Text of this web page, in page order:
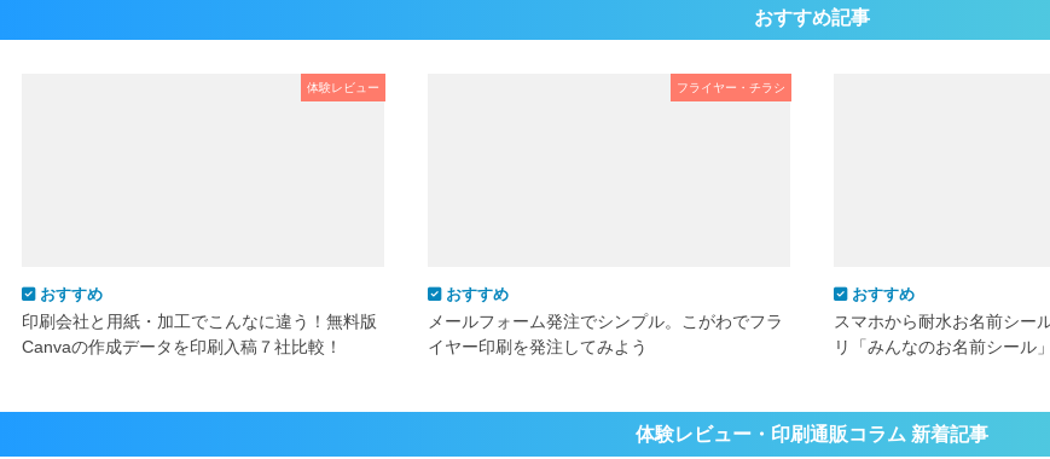
おすすめ記事
体験レビュー
おすすめ
印刷会社と用紙・加工でこんなに違う！無料版
Canvaの作成データを印刷入稿７社比較！
フライヤー・チラシ
おすすめ
メールフォーム発注でシンプル。こがわでフラ
イヤー印刷を発注してみよう
おすすめ
スマホから耐水お名前シー
リ「みんなのお名前シール
体験レビュー・印刷通販コラム 新着記事